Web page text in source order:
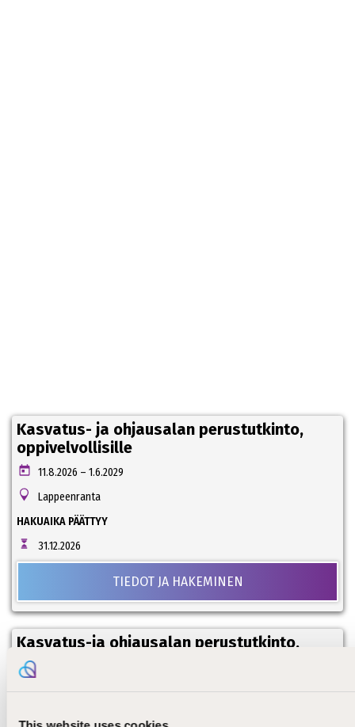
Kasvatus- ja ohjausalan perustutkinto,
oppivelvollisille
11.8.2026 – 1.6.2029
Lappeenranta
HAKUAIKA PÄÄTTYY
31.12.2026
TIEDOT JA HAKEMINEN
Kasvatus-ja ohjausalan perustutkinto,
lastenohjaaja